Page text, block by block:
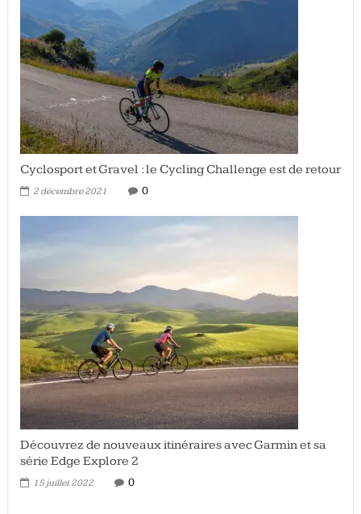
Cyclosport et Gravel : le Cycling Challenge est de retour
2 décembre 2021 0
Découvrez de nouveaux itinéraires avec Garmin et sa
série Edge Explore 2
15 juillet 2022 0